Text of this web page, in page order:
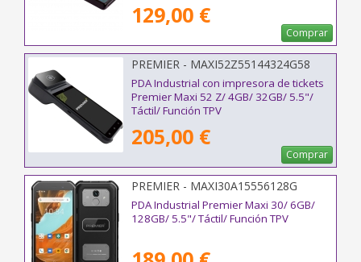
129,00 €
Comprar
PREMIER - MAXI52Z55144324G58
PDA Industrial con impresora de tickets
Premier Maxi 52 Z/ 4GB/ 32GB/ 5.5"/
Táctil/ Función TPV
205,00 €
Comprar
PREMIER - MAXI30A15556128G
PDA Industrial Premier Maxi 30/ 6GB/
128GB/ 5.5"/ Táctil/ Función TPV